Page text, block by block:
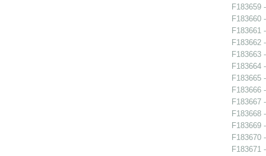
F183659
F183660
F183661
F183662
F183663
F183664
F183665
F183666
F183667
F183668
F183669
F183670
F183671